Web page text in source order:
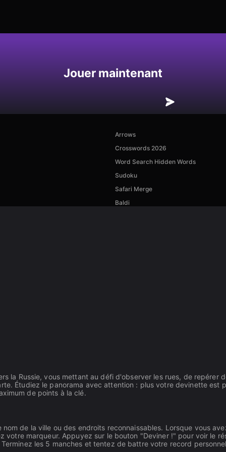
Jouer maintenant
Arrows
Crosswords 2026
Word Search Hidden Words
Sudoku
Safari Merge
Baldi
la Russie, vous mettant au défi d'observer les rues, de repérer
Étudiez le panorama avec attention : plus votre devinette est
de points à la clé.
de la ville ou des endroits reconnaissables. Lorsque vous
marqueur. Appuyez sur le bouton "Deviner !" pour voir le
les 5 manches et tentez de battre votre record